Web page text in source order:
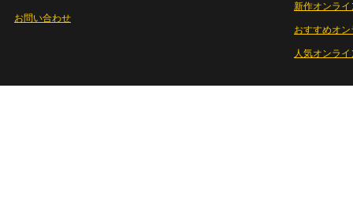
お問い合わせ
新作オンライ
おすすめオ
人気オンラ